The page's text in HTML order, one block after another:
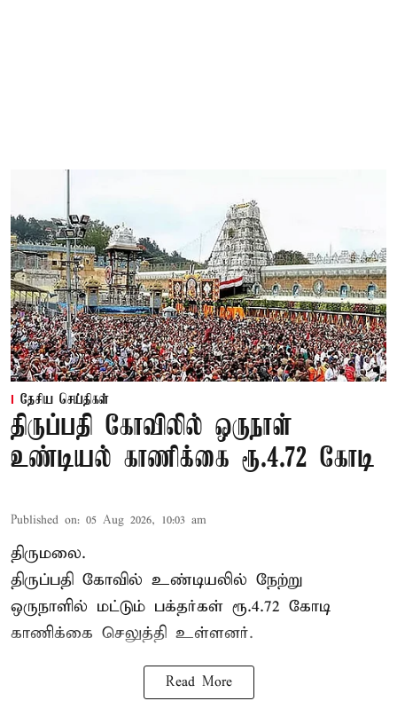
தேசிய செய்திகள்
திருப்பதி கோவிலில் ஒருநாள்
உண்டியல் காணிக்கை ரூ.4.72 கோடி
Published on: 05 Aug 2026, 10:03 am
திருமலை.
திருப்பதி கோவில் உண்டியலில் நேற்று
ஒருநாளில் மட்டும் பக்தர்கள் ரூ.4.72 கோடி
காணிக்கை செலுத்தி உள்ளனர்.
Read More